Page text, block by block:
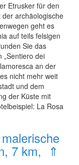
Etrusker für den
archäologische
geht es
auf teils felsigen
Sie das
„Sentiero dei
an der
nicht mehr weit
und dem
der Küste mit
La Rosa
7 km, ⇑